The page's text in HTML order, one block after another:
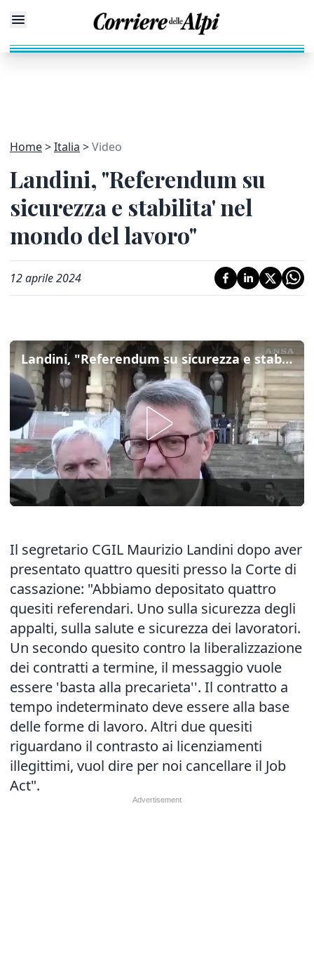
Home Italia Video
Landini, "Referendum su
sicurezza e stabilita' nel
mondo del lavoro"
12 aprile 2024
Landini, "Referendum su sicurezza e stabilita' nel mondo del lavoro"
Il segretario CGIL Maurizio Landini dopo aver
presentato quattro quesiti presso la Corte di
cassazione: "Abbiamo depositato quattro
quesiti referendari. Uno sulla sicurezza degli
appalti, sulla salute e sicurezza dei lavoratori.
Un secondo quesito contro la liberalizzazione
dei contratti a termine, il messaggio vuole
essere 'basta alla precarieta''. Il contratto a
tempo indeterminato deve essere alla base
delle forme di lavoro. Altri due quesiti
riguardano il contrasto ai licenziamenti
illegittimi, vuol dire per noi cancellare il Job
Act".